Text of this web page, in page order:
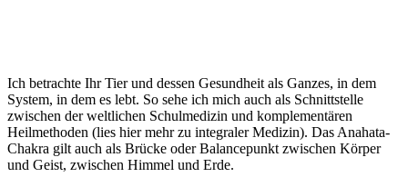
Ich betrachte Ihr Tier und dessen Gesundheit als Ganzes, in dem
System, in dem es lebt. So sehe ich mich auch als Schnittstelle
zwischen der weltlichen Schulmedizin und komplementären
Heilmethoden (lies hier mehr zu integraler Medizin). Das Anahata-
Chakra gilt auch als Brücke oder Balancepunkt zwischen Körper
und Geist, zwischen Himmel und Erde.